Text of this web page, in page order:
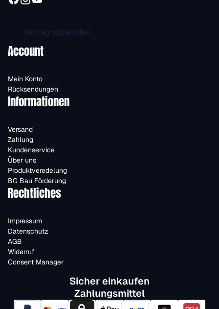
Vertrag widerrufen
Account
Mein Konto
Rücksendungen
Informationen
Versand
Zahlung
Kundenservice
Über uns
Produktveredelung
BG Bau Förderung
Rechtliches
Impressum
Datenschutz
AGB
Widerruf
Consent Manager
Sicher einkaufen
Zahlungsmittel